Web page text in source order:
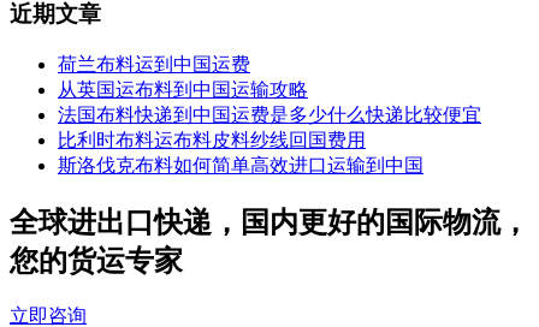
近期文章
荷兰布料运到中国运费
从英国运布料到中国运输攻略
法国布料快递到中国运费是多少什么快递比较便宜
比利时布料运布料皮料纱线回国费用
斯洛伐克布料如何简单高效进口运输到中国
全球进出口快递，国内更好的国际物流，
您的货运专家
立即咨询